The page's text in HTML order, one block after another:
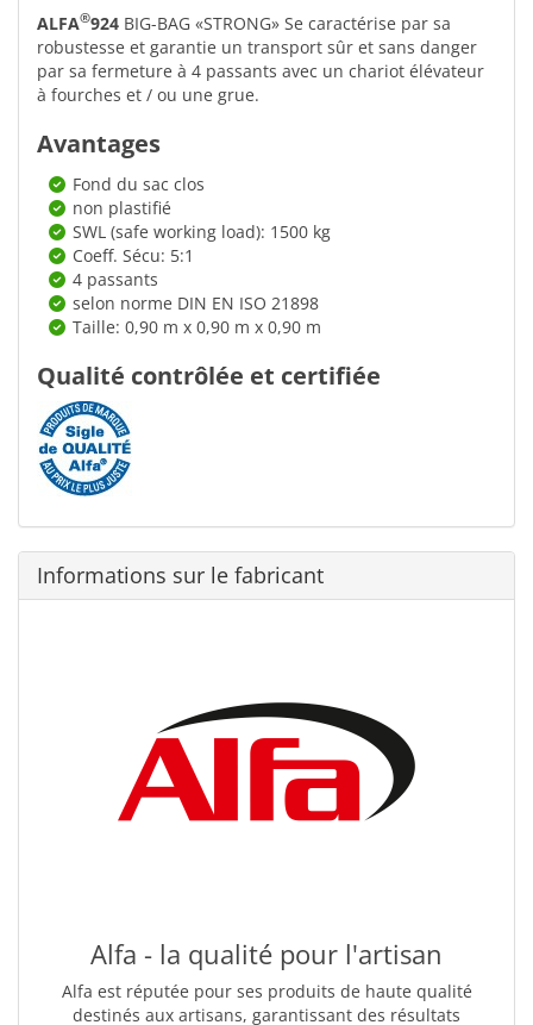
ALFA®924 BIG-BAG «STRONG» Se caractérise par sa
robustesse et garantie un transport sûr et sans danger
par sa fermeture à 4 passants avec un chariot élévateur
à fourches et / ou une grue.
Avantages
Fond du sac clos
non plastifié
SWL (safe working load): 1500 kg
Coeff. Sécu: 5:1
4 passants
selon norme DIN EN ISO 21898
Taille: 0,90 m x 0,90 m x 0,90 m
Qualité contrôlée et certifiée
Informations sur le fabricant
Alfa - la qualité pour l'artisan
Alfa est réputée pour ses produits de haute qualité
destinés aux artisans, garantissant des résultats